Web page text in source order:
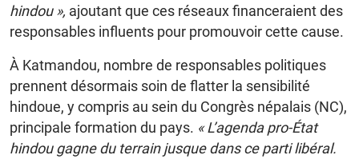
hindou », ajoutant que ces réseaux financeraient des
responsables influents pour promouvoir cette cause.
À Katmandou, nombre de responsables politiques
prennent désormais soin de flatter la sensibilité
hindoue, y compris au sein du Congrès népalais (NC),
principale formation du pays. « L’agenda pro-État
hindou gagne du terrain jusque dans ce parti libéral.